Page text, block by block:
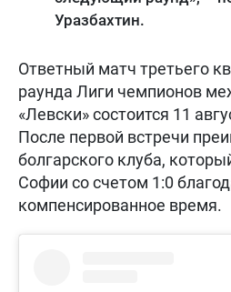
Уразбахтин.
Ответный матч третьего
раунда Лиги чемпионов
«Левски» состоится 11
После первой встречи
болгарского клуба,
Софии со счетом 1:0
компенсированное время.